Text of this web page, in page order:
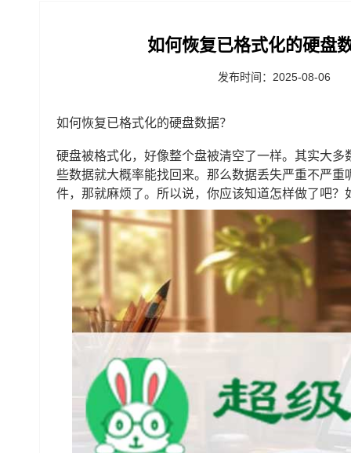
如何恢复已格式化的硬盘
发布时间：2025-08-06
如何恢复已格式化的硬盘数据？
硬盘被格式化，好像整个盘被清空了一样。其实大
些数据就大概率能找回来。那么数据丢失严重不严
件，那就麻烦了。所以说，你应该知道怎样做了吧